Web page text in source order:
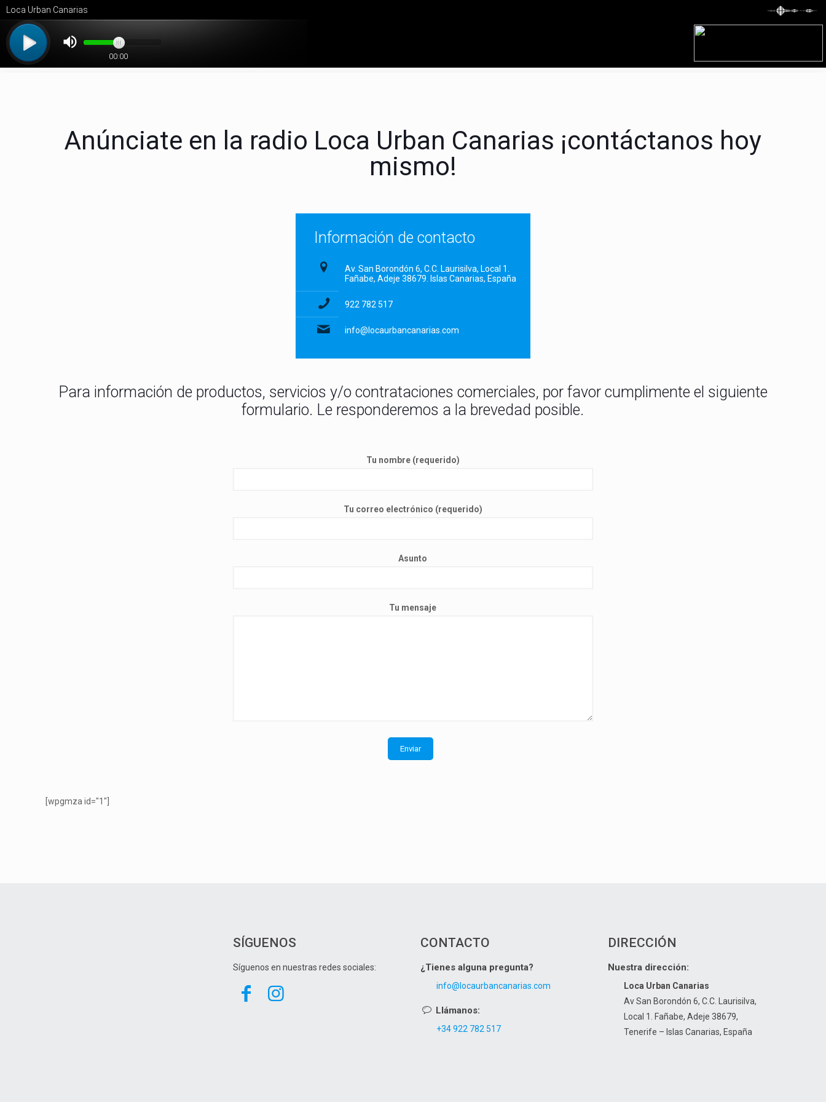
Anúnciate en la radio Loca Urban Canarias ¡contáctanos hoy
mismo!
Información de contacto
Av. San Borondón 6, C.C. Laurisilva, Local 1.
Fañabe, Adeje 38679. Islas Canarias, España
922 782 517
info@locaurbancanarias.com
Para información de productos, servicios y/o contrataciones comerciales, por favor cumplimente el siguiente
formulario. Le responderemos a la brevedad posible.
Tu nombre (requerido)
Tu correo electrónico (requerido)
Asunto
Tu mensaje
[wpgmza id="1"]
SÍGUENOS
Síguenos en nuestras redes sociales:
CONTACTO
¿Tienes alguna pregunta?
info@locaurbancanarias.com
Llámanos:
+34 922 782 517
DIRECCIÓN
Nuestra dirección:
Loca Urban Canarias
Av San Borondón 6, C.C. Laurisilva,
Local 1. Fañabe, Adeje 38679,
Tenerife – Islas Canarias, España